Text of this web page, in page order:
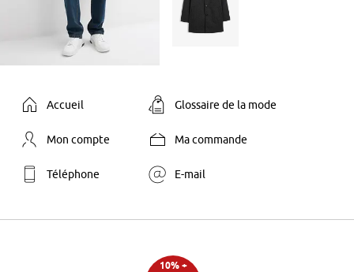
Accueil Glossaire de la mode
Mon compte Ma commande
Téléphone E-mail
10% +